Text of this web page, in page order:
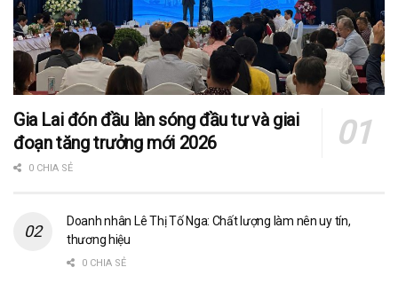
Gia Lai đón đầu làn sóng đầu tư và giai
đoạn tăng trưởng mới 2026
0 CHIA SẺ
Doanh nhân Lê Thị Tố Nga: Chất lượng làm nên uy tín,
thương hiệu
0 CHIA SẺ